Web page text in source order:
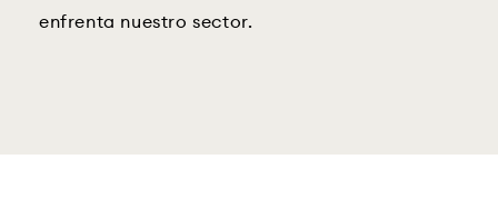
enfrenta nuestro sector.